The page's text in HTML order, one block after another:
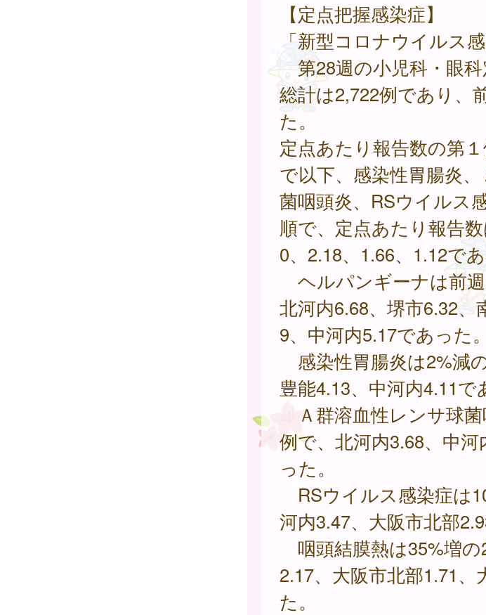
【定点把握感染症】
「新型コロナウイルス
第28週の小児科・眼
総計は2,722例であり、
た。
定点あたり報告数の第
で以下、感染性胃腸炎
菌咽頭炎、RSウイルス
順で、定点あたり報告
0、2.18、1.66、1.12であ
ヘルパンギーナは前週
北河内6.68、堺市6.32、
9、中河内5.17であった。
感染性胃腸炎は2%減
豊能4.13、中河内4.11で
Ａ群溶血性レンサ球菌
例で、北河内3.68、中
った。
RSウイルス感染症は
河内3.47、大阪市北部
咽頭結膜熱は35%増
2.17、大阪市北部1.71、
た。